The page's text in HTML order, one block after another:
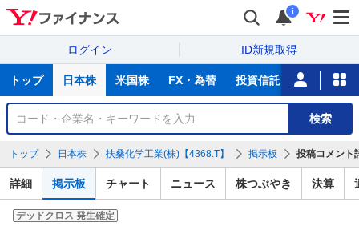
i
ログイン ID新規取得
サ
トップ 日本株 米国株 FX・為替 投資信託 ニュース
銘
検
索
検索
トップ 日本株 扶桑化学工業(株)【4368.T】 掲示板 投稿コメント
詳細 掲示板 チャート ニュース 株つぶやき 決算
デッドクロス 発生確定